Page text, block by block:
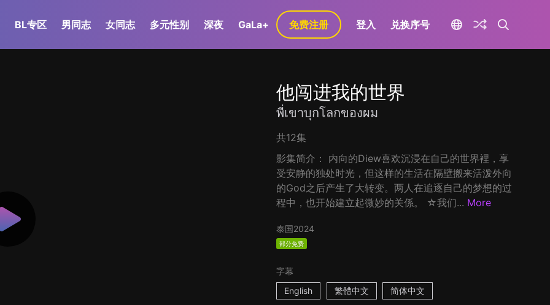
BL专区 男同志 女同志 多元性别 深夜 GaLa+ 免费注册 登入 兑换序号
他闯进我的世界
พี่เขาบุกโลกของผม
共12集
影集简介： 内向的Diew喜欢沉浸在自己的世界裡，享
受安静的独处时光，但这样的生活在隔壁搬来活泼外向
的God之后产生了大转变。两人在追逐自己的梦想的过
程中，也开始建立起微妙的关係。 ☆我们... More
泰国2024
部分免费
字幕
English
繁體中文 简体中文